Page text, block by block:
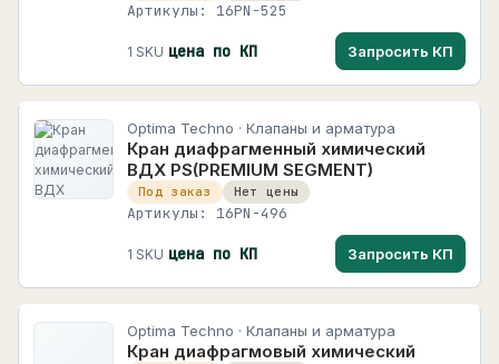
Артикулы: 16PN-525
1 SKU цена по КП Запросить КП
Optima Techno · Клапаны и арматура
Кран диафрагменный химический
ВДХ PS(PREMIUM SEGMENT)
Под заказ Нет цены
Артикулы: 16PN-496
1 SKU цена по КП Запросить КП
Optima Techno · Клапаны и арматура
Кран диафрагмовый химический